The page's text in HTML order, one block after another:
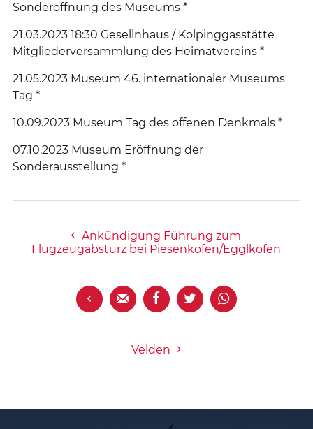
Sonderöffnung des Museums *
21.03.2023 18:30 Gesellnhaus / Kolpinggasstätte
Mitgliederversammlung des Heimatvereins *
21.05.2023 Museum 46. internationaler Museums
Tag *
10.09.2023 Museum Tag des offenen Denkmals *
07.10.2023 Museum Eröffnung der
Sonderausstellung *
Ankündigung Führung zum
Flugzeugabsturz bei Piesenkofen/Egglkofen
    
Velden